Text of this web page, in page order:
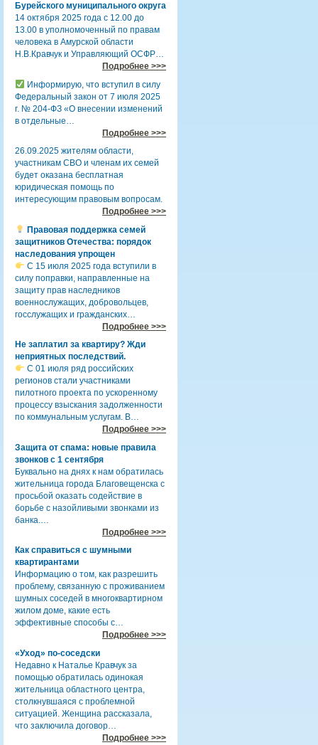
Бурейского муниципального округа
14 октября 2025 года с 12.00 до
13.00 в уполномоченный по правам
человека в Амурской области
Н.В.Кравчук и Управляющий ОСФР…
Подробнее >>>
Информирую, что вступил в силу
Федеральный закон от 7 июля 2025
г. № 204-ФЗ «О внесении изменений
в отдельные…
Подробнее >>>
26.09.2025 жителям области,
участникам СВО и членам их семей
будет оказана бесплатная
юридическая помощь по
интересующим правовым вопросам.
Подробнее >>>
Правовая поддержка семей
защитников Отечества: порядок
наследования упрощен
С 15 июля 2025 года вступили в
силу поправки, направленные на
защиту прав наследников
военнослужащих, добровольцев,
госслужащих и гражданских…
Подробнее >>>
Не заплатил за квартиру? Жди
неприятных последствий.
С 01 июля ряд российских
регионов стали участниками
пилотного проекта по ускоренному
процессу взыскания задолженности
по коммунальным услугам. В…
Подробнее >>>
Защита от спама: новые правила
звонков с 1 сентября
Буквально на днях к нам обратилась
жительница города Благовещенска с
просьбой оказать содействие в
борьбе с назойливыми звонками из
банка.…
Подробнее >>>
Как справиться с шумными
квартирантами
Информацию о том, как разрешить
проблему, связанную с проживанием
шумных соседей в многоквартирном
жилом доме, какие есть
эффективные способы с…
Подробнее >>>
«Уход» по-соседски
Недавно к Наталье Кравчук за
помощью обратилась одинокая
жительница областного центра,
столкнувшаяся с проблемной
ситуацией. Женщина рассказала,
что заключила договор…
Подробнее >>>